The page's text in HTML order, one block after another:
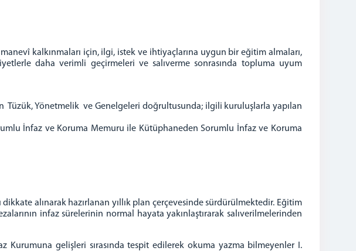
kalkınmaları için, ilgi, istek ve ihtiyaçlarına uygun bir eğitim almaları,
daha verimli geçirmeleri ve salıverme sonrasında topluma uyum
Yönetmelik ve Genelgeleri doğrultusunda; ilgili kuruluşlarla yapılan
İnfaz ve Koruma Memuru ile Kütüphaneden Sorumlu İnfaz ve Koruma
alınarak hazırlanan yıllık plan çerçevesinde sürdürülmektedir. Eğitim
infaz sürelerinin normal hayata yakınlaştırarak salıverilmelerinden
Kurumuna gelişleri sırasında tespit edilerek okuma yazma bilmeyenler I.